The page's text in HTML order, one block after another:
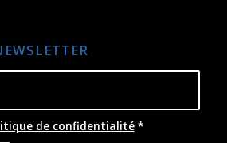
de confidentialité *